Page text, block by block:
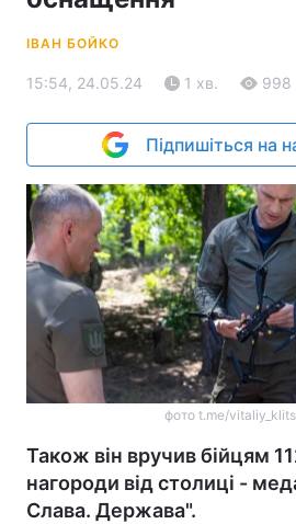
ІВАН БОЙКО
15:54, 24.05.24 1 хв. 998
Підпишіться на
фото t.me/
Також він вручив бійцям
нагороди від столиці -
Слава. Держава".